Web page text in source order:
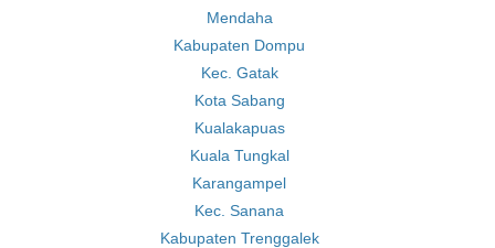
Mendaha
Kabupaten Dompu
Kec. Gatak
Kota Sabang
Kualakapuas
Kuala Tungkal
Karangampel
Kec. Sanana
Kabupaten Trenggalek